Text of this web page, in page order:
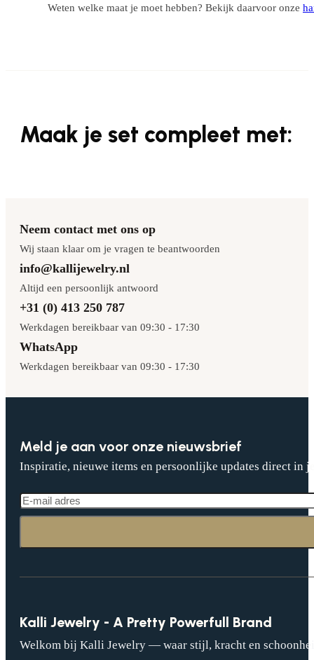
Weten welke maat je moet hebben? Bekijk daarvoor onze
Maak je set compleet met:
Neem contact met ons op
Wij staan klaar om je vragen te beantwoorden
info@kallijewelry.nl
Altijd een persoonlijk antwoord
+31 (0) 413 250 787
Werkdagen bereikbaar van 09:30 - 17:30
WhatsApp
Werkdagen bereikbaar van 09:30 - 17:30
Meld je aan voor onze nieuwsbrief
Inspiratie, nieuwe items en persoonlijke updates direct in
Kalli Jewelry - A Pretty Powerfull Brand
Welkom bij Kalli Jewelry — waar stijl, kracht en